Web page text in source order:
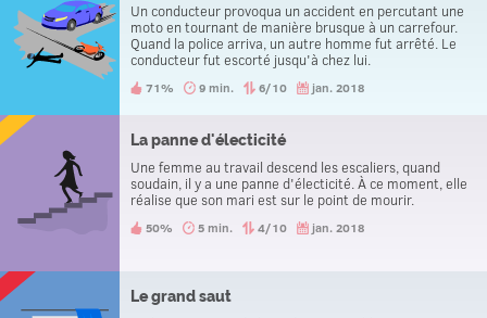
Un conducteur provoqua un accident en percutant une
moto en tournant de manière brusque à un carrefour.
Quand la police arriva, un autre homme fut arrêté. Le
conducteur fut escorté jusqu'à chez lui.
71% 9 min. 6/10 jan. 2018
La panne d'électicité
Une femme au travail descend les escaliers, quand
soudain, il y a une panne d'électicité. À ce moment, elle
réalise que son mari est sur le point de mourir.
50% 5 min. 4/10 jan. 2018
Le grand saut